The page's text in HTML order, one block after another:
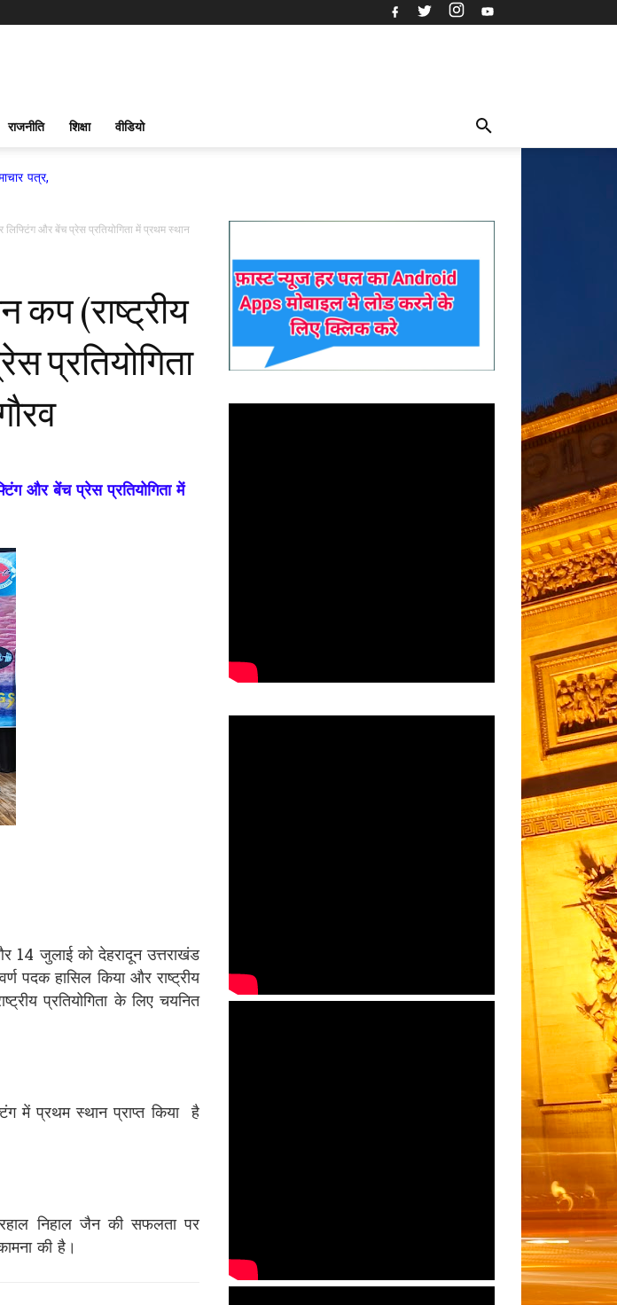
राजनीति शिक्षा वीडियो
लिफ्टिंग और बेंच प्रेस प्रतियोगिता में प्रथम स्थान
कप (राष्ट्रीय
प्रतियोगिता
और बेंच प्रेस प्रतियोगिता में
14 जुलाई को देहरादून उत्तराखंड
पदक हासिल किया और राष्ट्रीय
प्रतियोगिता के लिए चयनित
में प्रथम स्थान प्राप्त किया है
निहाल जैन की सफलता पर
की है।